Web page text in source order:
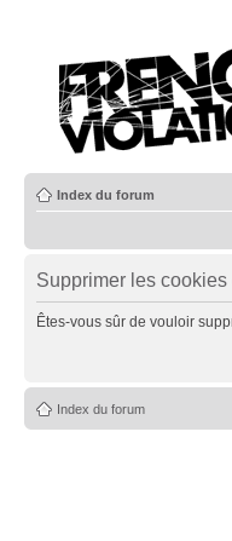
Index du forum
Supprimer les cookies
Êtes-vous sûr de vouloir
Index du forum